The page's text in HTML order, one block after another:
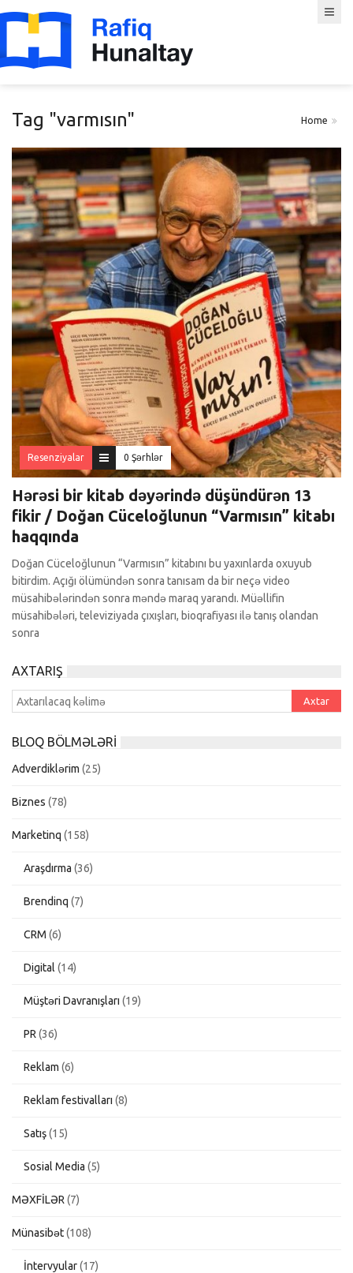
Tag "varmısın" Home
Resenziyalar 0 Şərhlər
Hərəsi bir kitab dəyərində düşündürən 13
fikir / Doğan Cüceloğlunun “Varmısın” kitabı
haqqında
Doğan Cüceloğlunun “Varmısın” kitabını bu yaxınlarda oxuyub
bitirdim. Açığı ölümündən sonra tanısam da bir neçə video
müsahibələrindən sonra məndə maraq yarandı. Müəllifin
müsahibələri, televiziyada çıxışları, bioqrafiyası ilə tanış olandan
sonra
AXTARIŞ
BLOQ BÖLMƏLƏRI
Adverdiklərim (25)
Biznes (78)
Marketinq (158)
Araşdırma (36)
Brendinq (7)
CRM (6)
Digital (14)
Müştəri Davranışları (19)
PR (36)
Reklam (6)
Reklam festivalları (8)
Satış(15)
Sosial Media (5)
MƏXFİLƏR (7)
Münasibət(108)
İntervyular(17)